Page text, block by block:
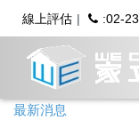
線上評估 :02-
最新消息